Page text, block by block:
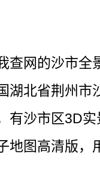
查网的沙市全
湖北省荆州市
有沙市区3D实
地图高清版，